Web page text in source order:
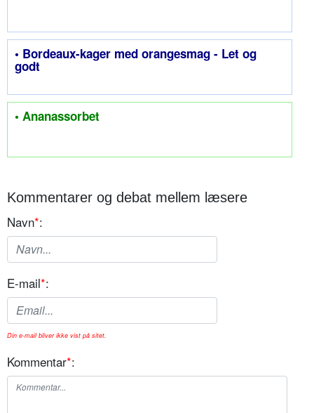
• Bordeaux-kager med orangesmag - Let og
godt
• Ananassorbet
Kommentarer og debat mellem læsere
Navn*:
E-mail*:
Din e-mail bliver ikke vist på sitet.
Kommentar*: